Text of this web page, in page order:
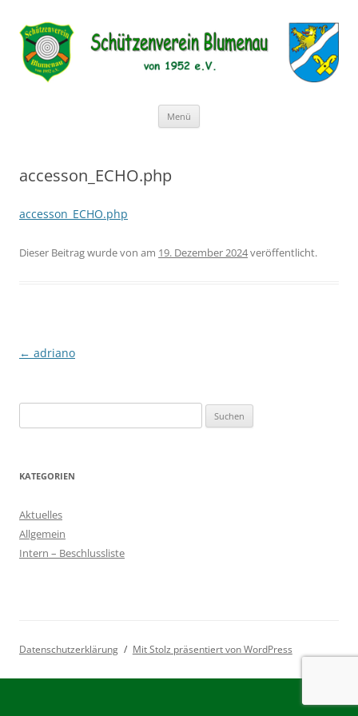
Schützenverein Blumenau von
1952 e.V.
Menü
accesson_ECHO.php
accesson_ECHO.php
Dieser Beitrag wurdevon am 19. Dezember 2024veröffentlicht.
Beitragsnavigation
← adriano
nach:
KATEGORIEN
Aktuelles
Allgemein
Intern – Beschlussliste
Datenschutzerklärung Mit Stolz präsentiert von WordPress